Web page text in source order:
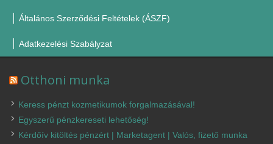
Általános Szerződési Feltételek (ÁSZF)
Adatkezelési Szabályzat
Otthoni munka
Keress pénzt kozmetikumok forgalmazásával!
Egyszerű pénzkereseti lehetőség!
Kérdőív kitöltés pénzért | Marketagent | Valós, fizető munka